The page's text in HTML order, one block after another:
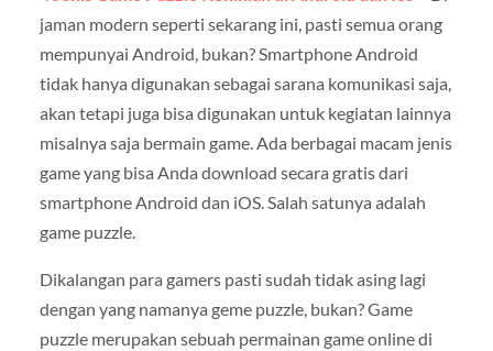
jaman modern seperti sekarang ini, pasti semua orang
mempunyai Android, bukan? Smartphone Android
tidak hanya digunakan sebagai sarana komunikasi saja,
akan tetapi juga bisa digunakan untuk kegiatan lainnya
misalnya saja bermain game. Ada berbagai macam jenis
game yang bisa Anda download secara gratis dari
smartphone Android dan iOS. Salah satunya adalah
game puzzle.
Dikalangan para gamers pasti sudah tidak asing lagi
dengan yang namanya geme puzzle, bukan?Game
puzzle merupakan sebuah permainan game online di